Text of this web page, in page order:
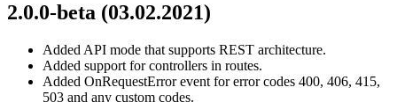
2.0.0-beta (03.02.2021)
Added API mode that supports REST architecture.
Added support for controllers in routes.
Added OnRequestError event for error codes 400, 406, 415,
503 and any custom codes.